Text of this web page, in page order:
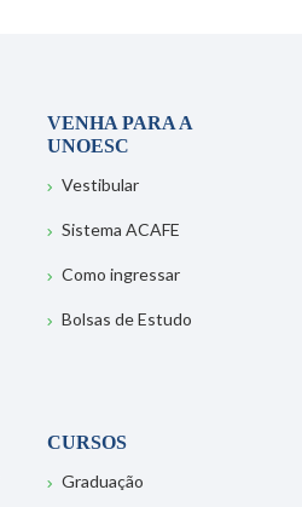
VENHA PARA A
UNOESC
Vestibular
Sistema ACAFE
Como ingressar
Bolsas de Estudo
CURSOS
Graduação